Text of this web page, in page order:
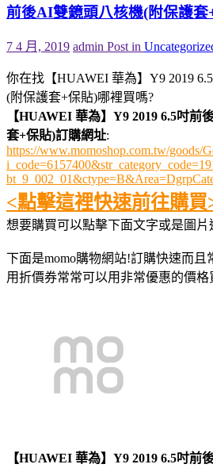
前後AI雙鏡頭八核機(附保護套
7 4 月, 2019 admin Post in
你在找【HUAWEI 華為】Y9 2019
(附保護套+保貼)哪裡買嗎?
【HUAWEI 華為】Y9 2019 6.5吋前
套+保貼)訂購網址:
https://www.momoshop.com.tw/goods/
<點擊這裡快速前往購買
想要購買可以點擊下面文字或是圖片
下面是momo購物網站!訂購快速而且
用折價券常常可以用非常優惠的價
【HUAWEI 華為】Y9 2019 6.5吋前